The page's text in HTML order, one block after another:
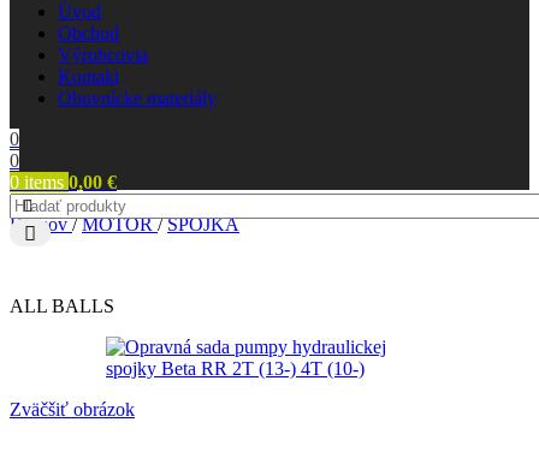
Úvod
Obchod
Výrobcovia
Kontakt
Obuvnícke materiály
0
0
0 items 0,00 €
Domov/ MOTOR/ SPOJKA
ALL BALLS
Zväčšiť obrázok